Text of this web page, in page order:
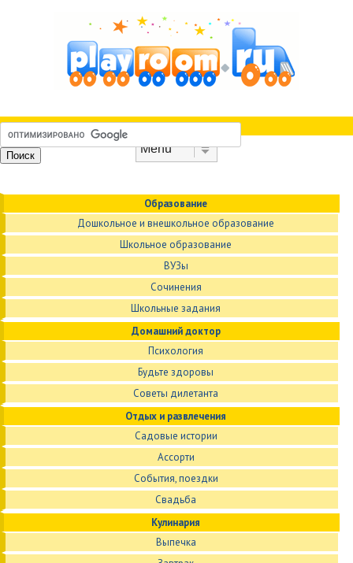
Образование
Дошкольное и внешкольное образование
Школьное образование
ВУЗы
Сочинения
Школьные задания
Домашний доктор
Психология
Будьте здоровы
Советы дилетанта
Отдых и развлечения
Садовые истории
Ассорти
События, поездки
Свадьба
Кулинария
Выпечка